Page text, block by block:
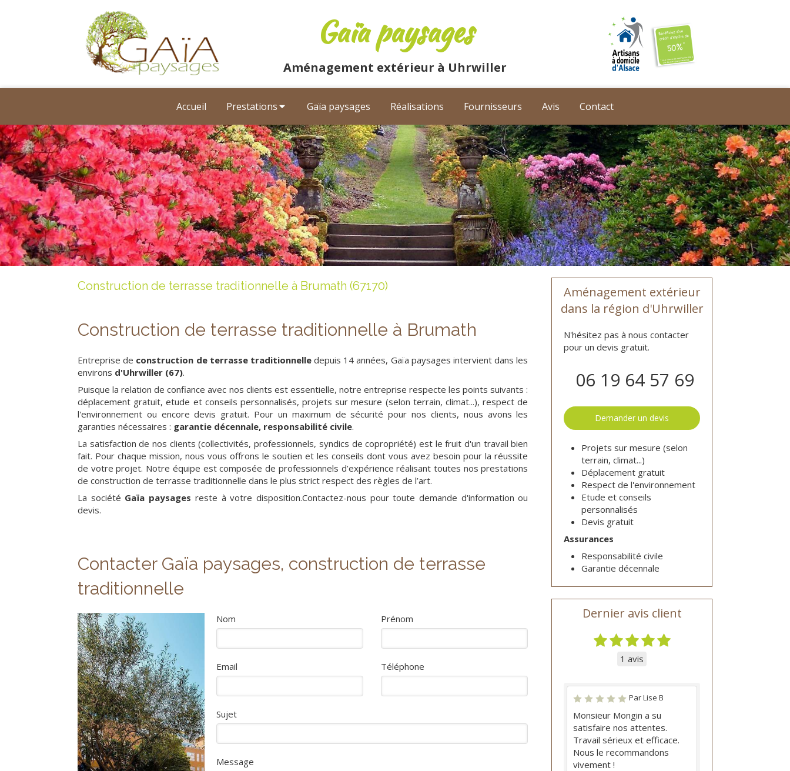
Gaïa paysages
Aménagement extérieur à Uhrwiller
Accueil Prestations Gaïa paysages Réalisations Fournisseurs Avis Contact
Construction de terrasse traditionnelle à Brumath (67170)
Construction de terrasse traditionnelle à Brumath
Entreprise de construction de terrasse traditionnelledepuis 14 années, Gaïa paysages intervient dans les
environs d'Uhrwiller (67).
Puisque la relation de confiance avec nos clients est essentielle, notre entreprise respecte les points suivants :
déplacement gratuit, etude et conseils personnalisés, projets sur mesure (selon terrain, climat...), respect de
l'environnement ou encore devis gratuit. Pour un maximum de sécurité pour nos clients, nous avons les
garanties nécessaires : garantie décennale, responsabilité civile.
La satisfaction de nos clients (collectivités, professionnels, syndics de copropriété) est le fruit d'un travail bien
fait. Pour chaque mission, nous vous offrons le soutien et les conseils dont vous avez besoin pour la réussite
de votre projet. Notre équipe est composée de professionnels d’expérience réalisant toutes nos prestations
de construction de terrasse traditionnelle dans le plus strict respect des règles de l’art.
La société Gaïa paysages reste à votre disposition.Contactez-nous pour toute demande d'information ou
devis.
Contacter Gaïa paysages, construction de terrasse
traditionnelle
Nom Prénom
Email Téléphone
Sujet
Message
Aménagement extérieur
dans la région d'Uhrwiller
N'hésitez pas à nous contacter
pour un devis gratuit.
06 19 64 57 69
Demander un devis
Projets sur mesure (selon
terrain, climat...)
Déplacement gratuit
Respect de l'environnement
Etude et conseils
personnalisés
Devis gratuit
Assurances
Responsabilité civile
Garantie décennale
Dernier avis client
1 avis
Par Lise B
Monsieur Mongin a su
satisfaire nos attentes.
Travail sérieux et efficace.
Nous le recommandons
vivement !